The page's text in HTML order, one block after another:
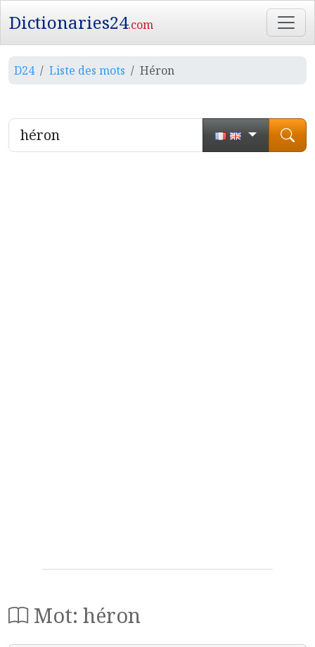
Dictionaries24.com
D24 Liste des mots Héron
Mot: héron